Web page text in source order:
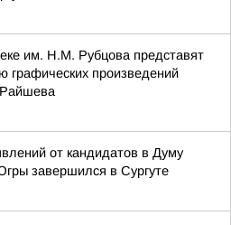
им. Н.М. Рубцова представят
графических произведений
от кандидатов в Думу
завершился в Сургуте